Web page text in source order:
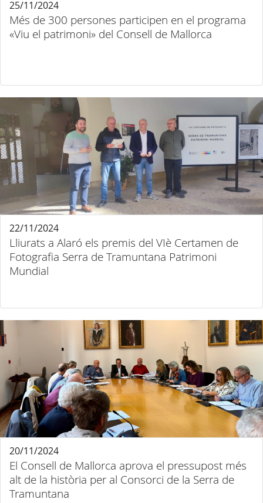
Més de 300 persones participen en el programa
«Viu el patrimoni» del Consell de Mallorca
25/11/2024
Lliurats a Alaró els premis del VIè Certamen de
Fotografia Serra de Tramuntana Patrimoni
Mundial
22/11/2024
El Consell de Mallorca aprova el pressupost més
alt de la història per al Consorci de la Serra de
Tramuntana
20/11/2024